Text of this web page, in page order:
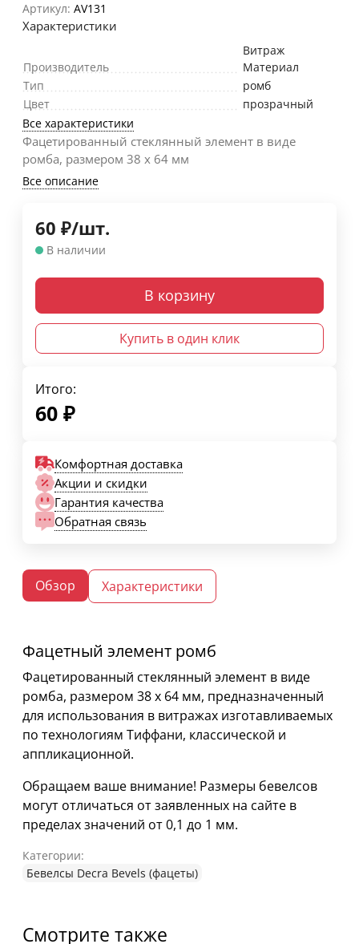
Артикул: AV131
Характеристики
Производитель
Витраж
Материал
Тип
ромб
Цвет
прозрачный
Все характеристики
Фацетированный стеклянный элемент в виде
ромба, размером 38 х 64 мм
Все описание
60 ₽/шт.
В наличии
В корзину
Купить в один клик
Итого:
60 ₽
Комфортная доставка
Акции и скидки
Гарантия качества
Обратная связь
Обзор Характеристики
Фацетный элемент ромб
Фацетированный стеклянный элемент в виде
ромба, размером 38 х 64 мм, предназначенный
для использования в витражах изготавливаемых
по технологиям Тиффани, классической и
аппликационной.
Обращаем ваше внимание! Размеры бевелсов
могут отличаться от заявленных на сайте в
пределах значений от 0,1 до 1 мм.
Категории:
Бевелсы Decra Bevels (фацеты)
Смотрите также